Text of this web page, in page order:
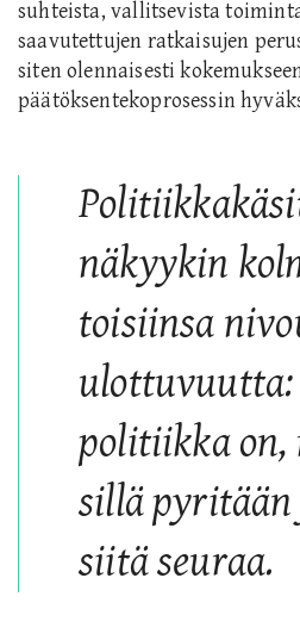
suhteista, vallitsevista
saavutettujen ratkaisujen
siten olennaisesti
päätöksentekoprosessin
näkyykin
toisiinsa
politiikka on,
sillä
siitä seuraa.